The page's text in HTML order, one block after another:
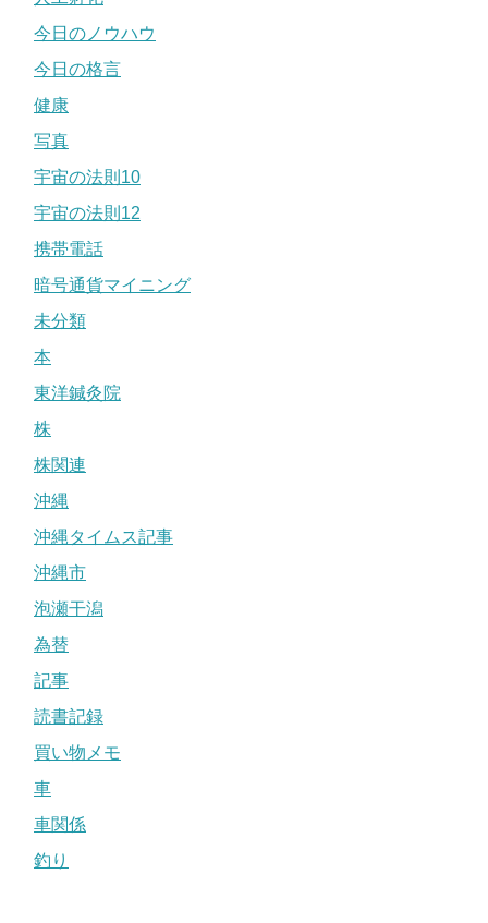
今日のノウハウ
今日の格言
健康
写真
宇宙の法則10
宇宙の法則12
携帯電話
暗号通貨マイニング
未分類
本
東洋鍼灸院
株
株関連
沖縄
沖縄タイムス記事
沖縄市
泡瀬干潟
為替
記事
読書記録
買い物メモ
車
車関係
釣り